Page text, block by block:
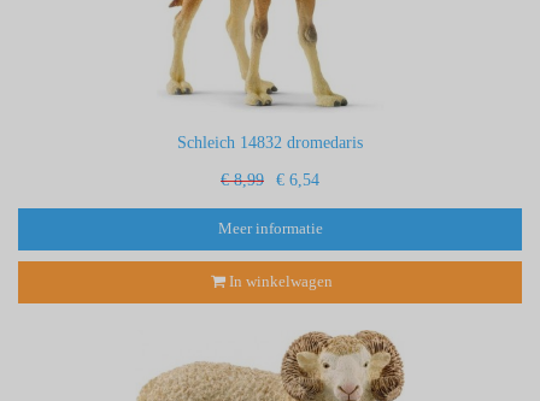
Schleich 14832 dromedaris
€ 8,99 € 6,54
Meer informatie
In winkelwagen